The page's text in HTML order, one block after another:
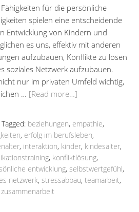
für die persönliche
spielen eine entscheidende
Entwicklung von Kindern und
es uns, effektiv mit anderen
aufzubauen, Konflikte zu lösen
soziales Netzwerk aufzubauen.
nur im privaten Umfeld wichtig,
… [Read more…]
Tagged: beziehungen, empathie,
, erfolg im berufsleben,
, interaktion, kinder, kindesalter,
, konfliktlösung,
entwicklung, selbstwertgefühl,
netzwerk, stressabbau, teamarbeit,
zusammenarbeit